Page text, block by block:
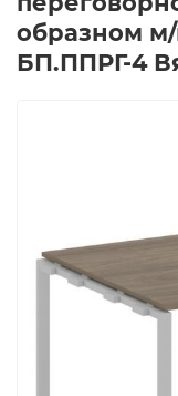
образном м/
БП.ППРГ-4